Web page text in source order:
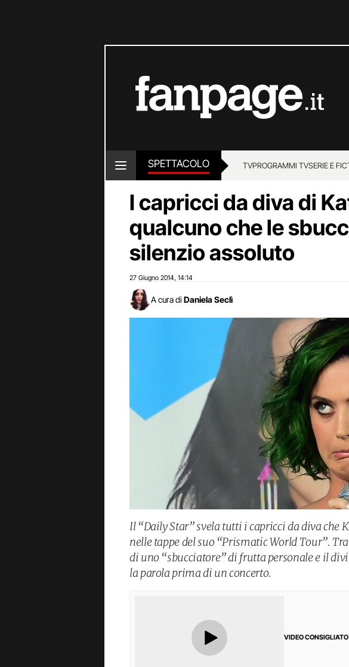
SPETTACOLO TVPROGRAMMI TVSERIE E
I capricci da diva di
qualcuno che le
silenzio assoluto
27 Giugno 2014 14:14
A cura di Daniela Seclì
Il “Daily Star” svela tutti i capricci da diva che
nelle tappe del suo “Prismatic World Tour”.
di uno “sbucciatore” di frutta personale e il
la parola prima di un concerto.
VIDEO CONSIGLIATO